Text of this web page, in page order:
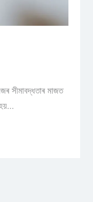
সীমাবদ্ধতাৰ মাজত